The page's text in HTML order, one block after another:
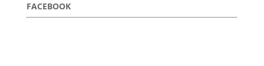
FACEBOOK